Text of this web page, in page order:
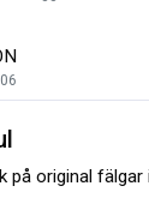
på original fälgar